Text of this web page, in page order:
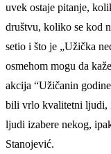
uvek ostaje pitanje,
društvu, koliko se kod
setio i što je „Užička
osmehom mogu da
akcija “Užičanin
bili vrlo kvalitetni ljudi,
ljudi izabere nekog,
Stanojević.